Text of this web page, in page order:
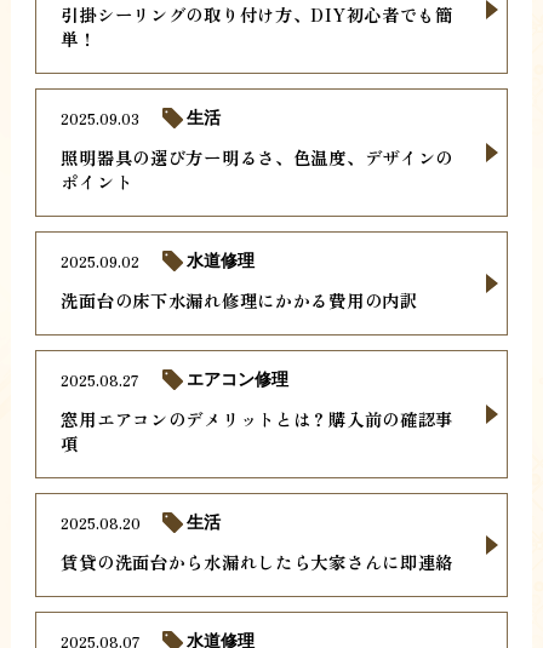
引掛シーリングの取り付け方、DIY初心者でも簡
単！
照明器具の選び方ー明るさ、色温度、デザインの
ポイント
2025.09.03 生活
洗面台の床下水漏れ修理にかかる費用の内訳
2025.09.02 水道修理
窓用エアコンのデメリットとは？購入前の確認事
項
2025.08.27 エアコン修理
賃貸の洗面台から水漏れしたら大家さんに即連絡
2025.08.20 生活
2025.08.07 水道修理